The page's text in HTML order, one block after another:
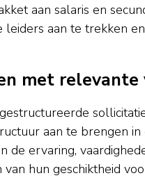
aan salaris en
aan te trekken
met relevante
aan te brengen in
de ervaring,
hun geschiktheid